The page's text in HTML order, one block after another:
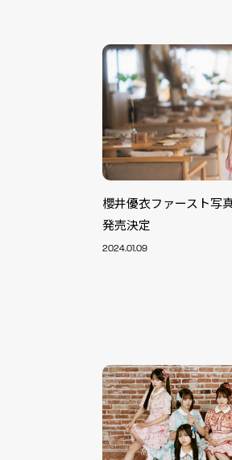
櫻井優衣ファースト写
発売決定
2024.01.09